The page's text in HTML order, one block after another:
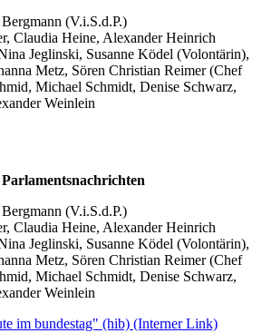
(V.i.S.d.P.)
Claudia Heine, Alexander Heinrich
Jeglinski, Susanne Ködel (Volontärin),
Metz, Sören Christian Reimer (Chef
Michael Schmidt, Denise Schwarz,
Weinlein
(V.i.S.d.P.)
Claudia Heine, Alexander Heinrich
Jeglinski, Susanne Ködel (Volontärin),
Metz, Sören Christian Reimer (Chef
Michael Schmidt, Denise Schwarz,
Weinlein
im bundestag" (hib) (Interner Link)